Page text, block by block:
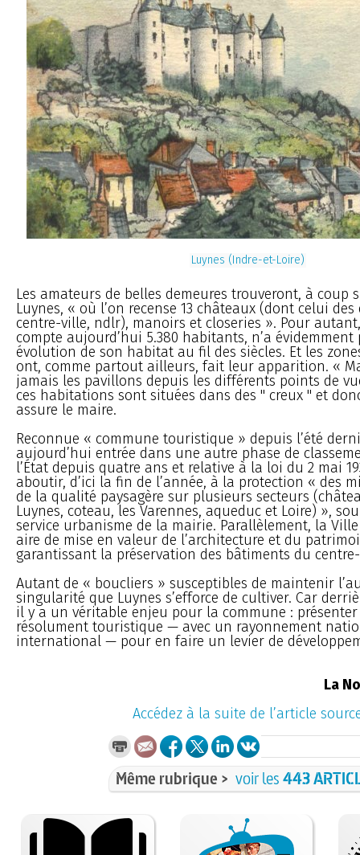
Luynes (Indre-et-Loire)
Les amateurs de belles demeures trouveront, à coup
Luynes, « où l’on recense 13 châteaux (dont celui
centre-ville, ndlr), manoirs et closeries ». Pour
compte aujourd’hui 5.380 habitants, n’a
évolution de son habitat au fil des siècles. Et les
ont, comme partout ailleurs, fait leur apparition. «
jamais les pavillons depuis les différents points de
ces habitations sont situées dans des " creux " et
assure le maire.
Reconnue « commune touristique » depuis l’été
aujourd’hui entrée dans une autre phase de
l’État depuis quatre ans et relative à la loi du 2 mai
aboutir, d’ici la fin de l’année, à la protection « des
de la qualité paysagère sur plusieurs secteurs
Luynes, coteau, les Varennes, aqueduc et Loire) »,
service urbanisme de la mairie. Parallèlement, la
aire de mise en valeur de l’architecture et du
garantissant la préservation des bâtiments du
Autant de « boucliers » susceptibles de maintenir
singularité que Luynes s’efforce de cultiver. Car
il y a un véritable enjeu pour la commune :
résolument touristique — avec un rayonnement
international — pour en faire un levier de
La
Accédez à la suite de l’article
Même rubrique > voir les443